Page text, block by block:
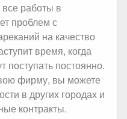
работы в
проблем с
на качество
время, когда
поступать постоянно.
фирму, вы можете
в других городах и
контракты.